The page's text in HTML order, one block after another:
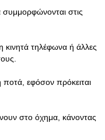
συμμορφώνονται στις
τηλέφωνα ή άλλες
εφόσον πρόκειται
στο όχημα, κάνοντας